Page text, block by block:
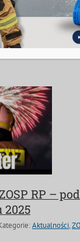
RP –
2025
Aktualności,